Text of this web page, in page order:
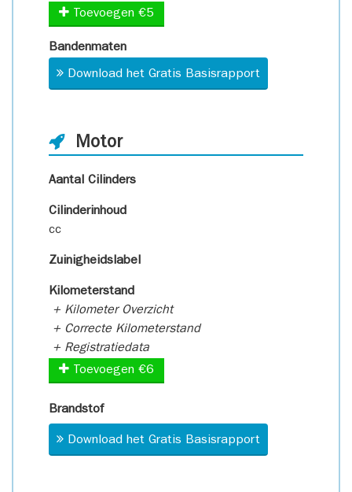
Toevoegen €5
Bandenmaten
Download het Gratis Basisrapport
Motor
Aantal Cilinders
Cilinderinhoud
cc
Zuinigheidslabel
Kilometerstand
+ Kilometer Overzicht
+ Correcte Kilometerstand
+ Registratiedata
Toevoegen €6
Brandstof
Download het Gratis Basisrapport